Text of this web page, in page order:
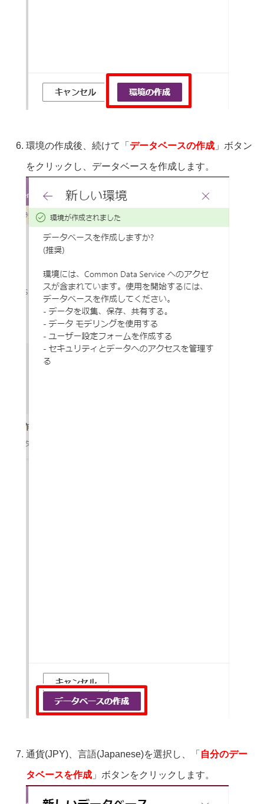
環境の作成後、続けて「 データベースの作成 」ボタン
をクリックし、データベースを作成します。
通貨(JPY)、言語(Japanese)を選択し、「 自分のデー
タベースを作成 」ボタンをクリックします。